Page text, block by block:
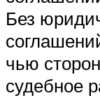
Без
чью
судебное